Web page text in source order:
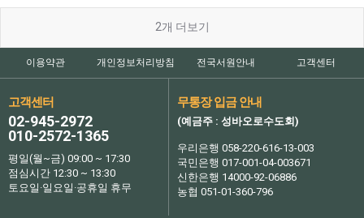
2개 더보기
이용약관 개인정보처리방침 전국서원안내 고객센터
고객센터
02-945-2972
010-2572-1365
평일(월~금) 09:00 ~ 17:30
점심시간 12:30 ~ 13:30
토요일·일요일·공휴일 휴무
무통장 입금 안내
(예금주 : 성바오로수도회)
우리은행 058-220-616-13-003
국민은행 017-001-04-003671
신한은행 14000-92-06886
농협 051-01-360-796